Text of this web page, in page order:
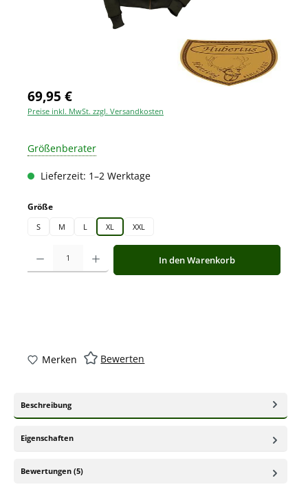
69,95 €
Preise inkl. MwSt. zzgl. Versandkosten
Größenberater
Lieferzeit: 1–2 Werktage
Größeauswählen
S M L XL XXL
Produkt Anzahl: Gib den gewünschten Wert ein oder benutze die
In den Warenkorb
Merken Bewerten
Beschreibung
Eigenschaften
Bewertungen (5)